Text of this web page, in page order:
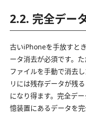
2.2. 完全デー
古いiPhoneを手放すと
ータ消去が必須です。
ファイルを手動で消去
リには残存データが残
になり得ます。完全デ
憶装置にあるデータを